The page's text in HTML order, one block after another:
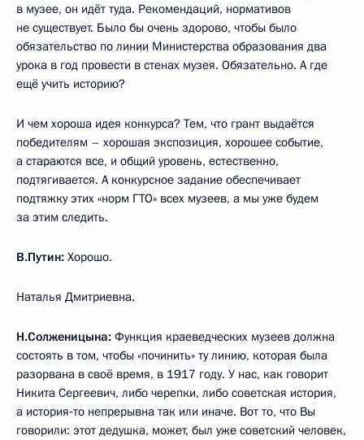
в музее, он идёт туда. Рекомендаций, нормативов
не существует. Было бы очень здорово, чтобы было
обязательство по линии Министерства образования два
урока в год провести в стенах музея. Обязательно. А где
ещё учить историю?
И чем хороша идея конкурса? Тем, что грант выдаётся
победителям – хорошая экспозиция, хорошее событие,
а стараются все, и общий уровень, естественно,
подтягивается. А конкурсное задание обеспечивает
подтяжку этих «норм ГТО» всех музеев, а мы уже будем
за этим следить.
В.Путин: Хорошо.
Наталья Дмитриевна.
Н.Солженицына: Функция краеведческих музеев должна
состоять в том, чтобы «починить» ту линию, которая была
разорвана в своё время, в 1917 году. У нас, как говорит
Никита Сергеевич, либо черепки, либо советская история,
а история‑то непрерывна так или иначе. Вот то, что Вы
говорили: этот дедушка, может, был уже советский человек,